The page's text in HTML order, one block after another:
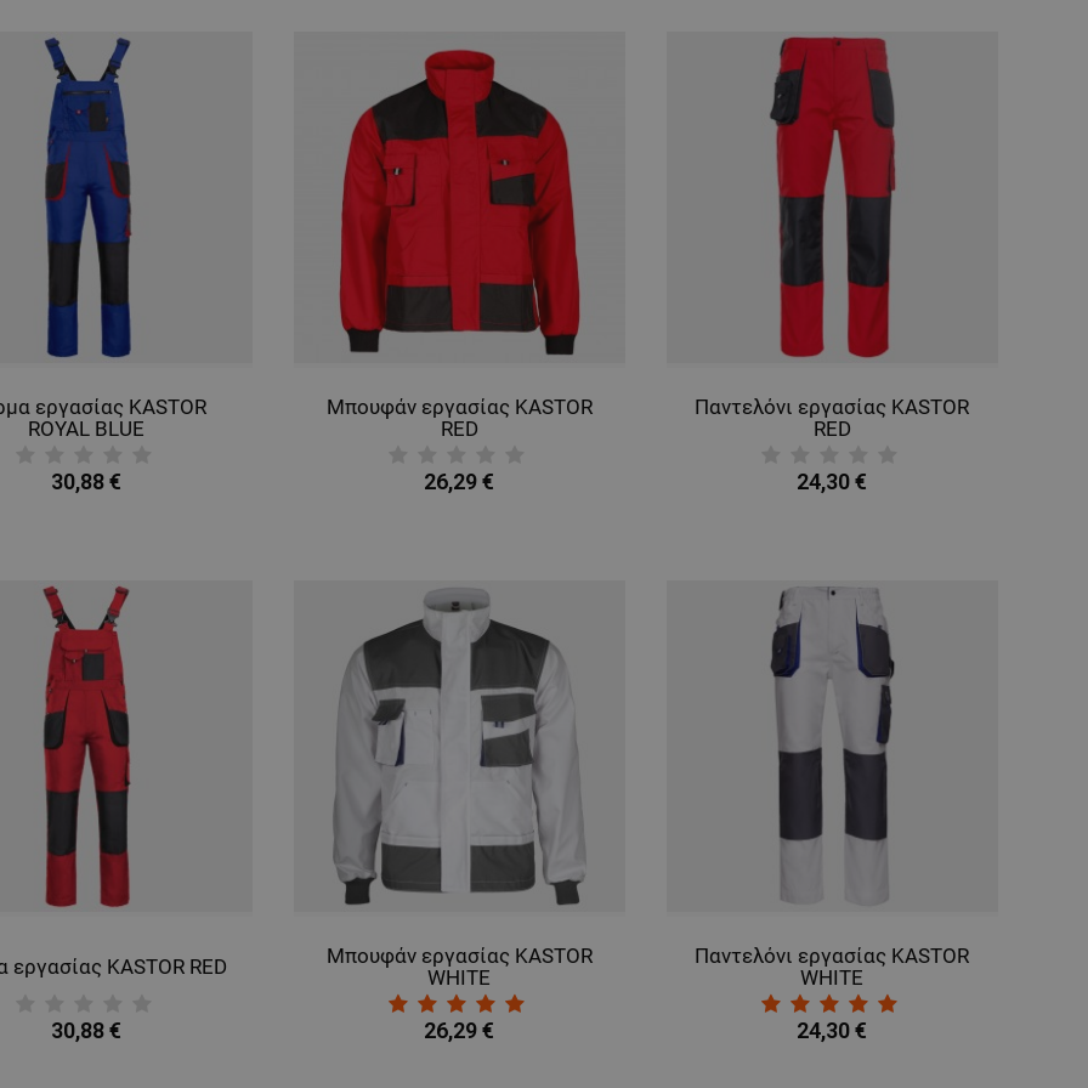
εργασίας KASTOR
ROYAL BLUE
30,88 €
Μπουφάν εργασίας KASTOR
RED
26,29 €
Παντελόνι εργασίας KASTOR
RED
24,30 €
εργασίας KASTOR RED
30,88 €
Μπουφάν εργασίας KASTOR
WHITE
26,29 €
Παντελόνι εργασίας KASTOR
WHITE
24,30 €